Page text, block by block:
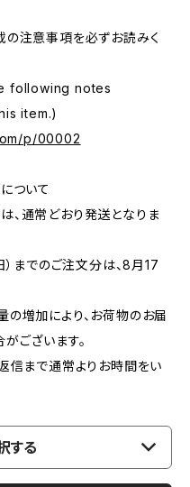
注意事項を必ずお読みく
following notes
item.)
p/00002
ついて
、通常どおり発送となりま
までのご注文分は、8月17
増加により、お荷物のお届
ございます。
信まで通常よりお時間をい
する